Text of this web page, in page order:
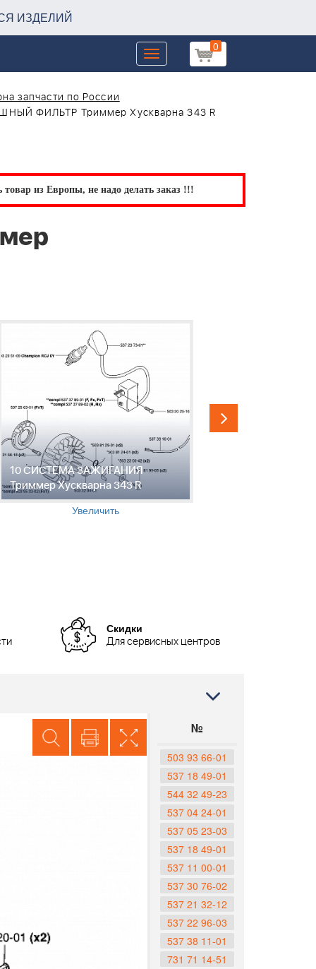
ИЗДЕЛИЙ
0
Toggle
navigation
запчасти по России
ФИЛЬТР Триммер Хускварна 343 R
из Европы, не надо делать заказ !!!
10 СИСТЕМА ЗАЖИГАНИЯ
Триммер Хускварна 343 R
Увеличить
Скидки
Для сервисных центров
№
503 93 66-01
537 18 49-01
544 32 49-23
537 04 24-01
537 05 23-03
537 18 49-01
537 11 00-01
537 30 76-02
537 21 32-12
537 22 96-03
537 38 11-01
731 71 14-51